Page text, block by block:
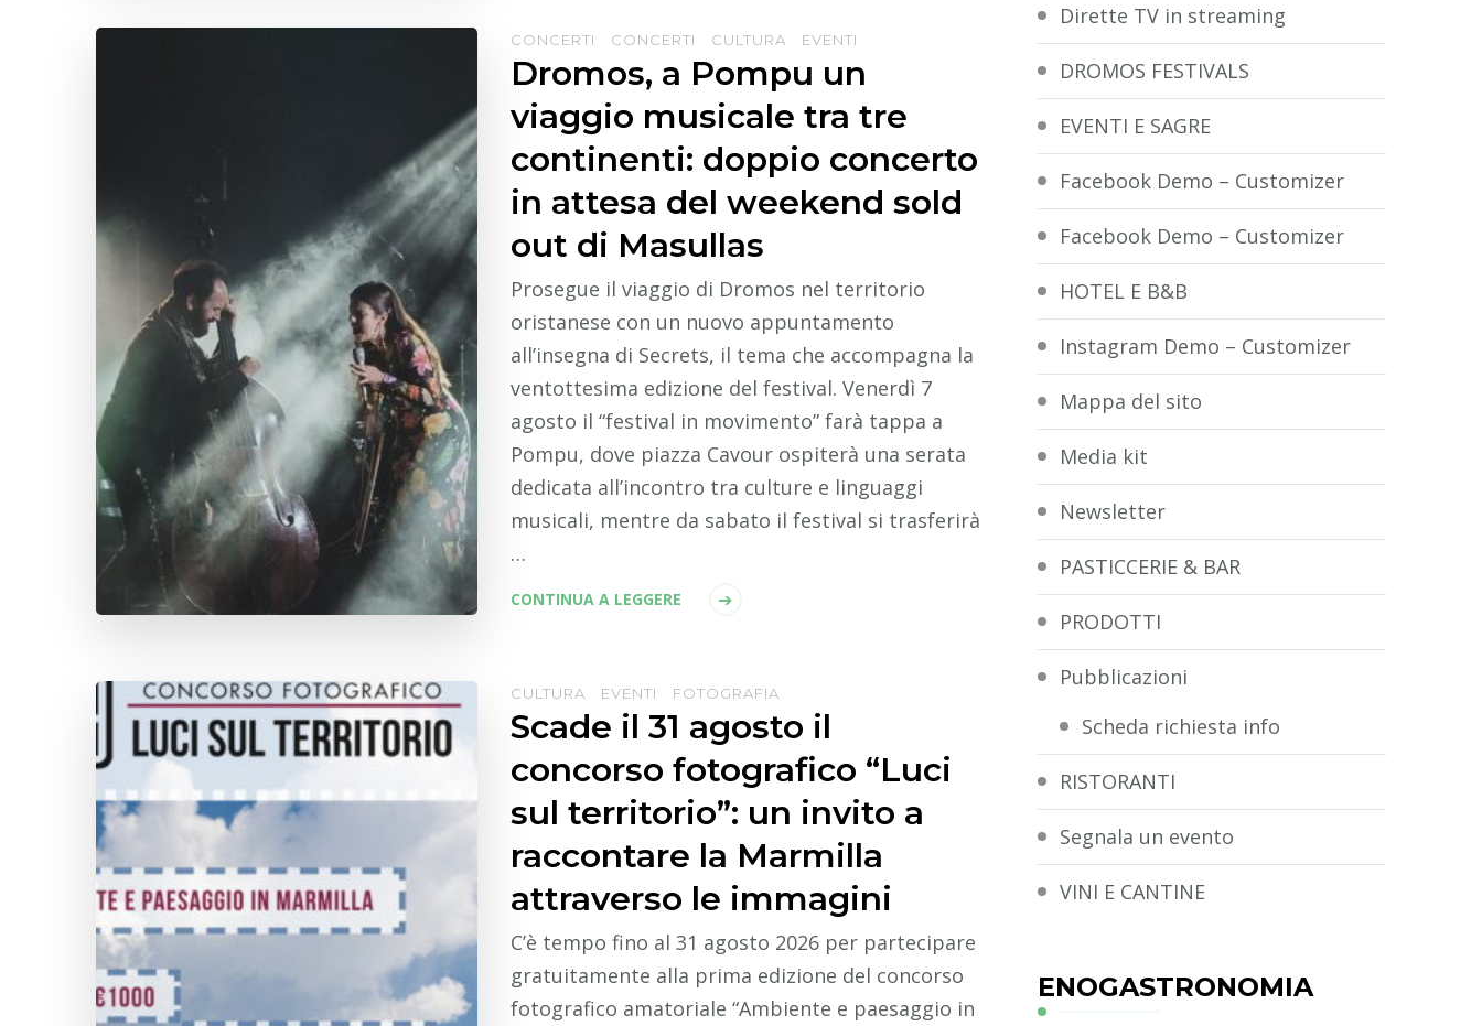
CONCERTI CONCERTI CULTURA EVENTI
Dromos, a Pompu un
viaggio musicale tra tre
continenti: doppio concerto
in attesa del weekend sold
out di Masullas
Prosegue il viaggio di Dromos nel territorio
oristanese con un nuovo appuntamento
all’insegna di Secrets, il tema che accompagna la
ventottesima edizione del festival. Venerdì 7
agosto il “festival in movimento” farà tappa a
Pompu, dove piazza Cavour ospiterà una serata
dedicata all’incontro tra culture e linguaggi
musicali, mentre da sabato il festival si trasferirà
…
CONTINUA A LEGGERE
CULTURA EVENTI FOTOGRAFIA
Scade il 31 agosto il
concorso fotografico “Luci
sul territorio”: un invito a
raccontare la Marmilla
attraverso le immagini
C’è tempo fino al 31 agosto 2026 per partecipare
gratuitamente alla prima edizione del concorso
fotografico amatoriale “Ambiente e paesaggio in
Dirette TV in streaming
DROMOS FESTIVALS
EVENTI E SAGRE
Facebook Demo – Customizer
Facebook Demo – Customizer
HOTEL E B&B
Instagram Demo – Customizer
Mappa del sito
Media kit
Newsletter
PASTICCERIE & BAR
PRODOTTI
Pubblicazioni
Scheda richiesta info
RISTORANTI
Segnala un evento
VINI E CANTINE
ENOGASTRONOMIA